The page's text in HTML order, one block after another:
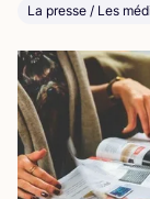
La presse / Les